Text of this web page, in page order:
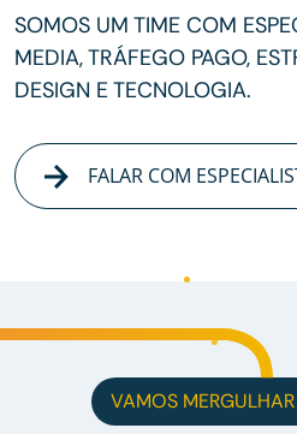
SOMOS UM TIME COM
MEDIA, TRÁFEGO PAGO,
DESIGN E TECNOLOGIA.
FALAR COM
VAMOS